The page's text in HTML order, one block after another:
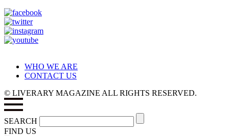
WHO WE ARE
CONTACT US
© LIVERARY MAGAZINE ALL RIGHTS RESERVED.
SEARCH
FIND US